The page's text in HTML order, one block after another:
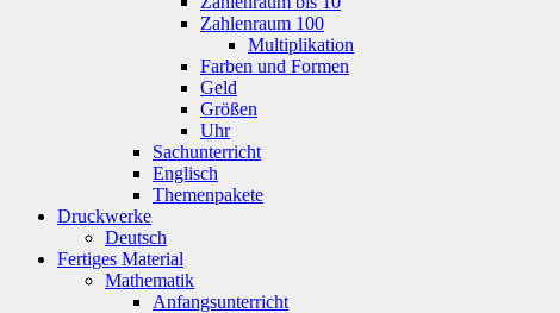
Zahlenraum 100
Multiplikation
Farben und Formen
Geld
Größen
Uhr
Sachunterricht
Englisch
Themenpakete
Druckwerke
Deutsch
Fertiges Material
Mathematik
Anfangsunterricht